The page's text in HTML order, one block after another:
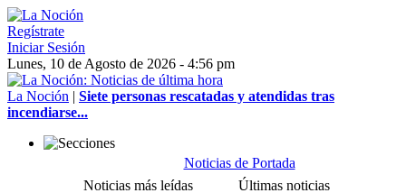
Regístrate
Iniciar Sesión
Lunes, 10 de Agosto de 2026 - 4:56 pm
La Noción | Siete personas rescatadas y atendidas tras
incendiarse...
Noticias de Portada
Noticias más leídas
Últimas noticias